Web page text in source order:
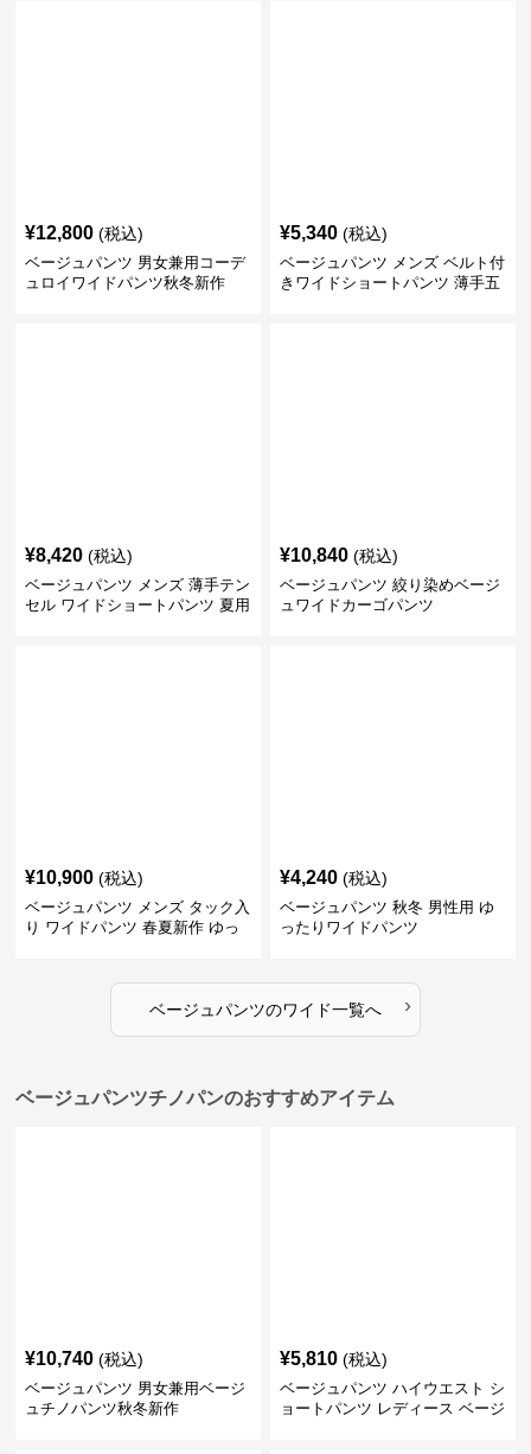
¥12,800 (税込)
ベージュパンツ 男女兼用コーデ
ュロイワイドパンツ秋冬新作
¥5,340 (税込)
ベージュパンツ メンズ ベルト付
きワイドショートパンツ 薄手五
¥8,420 (税込)
ベージュパンツ メンズ 薄手テン
セル ワイドショートパンツ 夏用
¥10,840 (税込)
ベージュパンツ 絞り染めベージ
ュワイドカーゴパンツ
¥10,900 (税込)
ベージュパンツ メンズ タック入
り ワイドパンツ 春夏新作 ゆっ
¥4,240 (税込)
ベージュパンツ 秋冬 男性用 ゆ
ったりワイドパンツ
ベージュパンツのワイド一覧へ ›
ベージュパンツチノパンのおすすめアイテム
¥10,740 (税込)
ベージュパンツ 男女兼用ベージ
ュチノパンツ秋冬新作
¥5,810 (税込)
ベージュパンツ ハイウエスト シ
ョートパンツ レディース ベージ